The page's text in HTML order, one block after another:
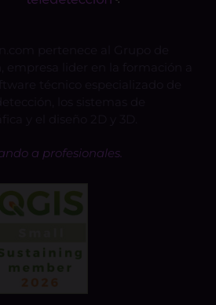
a profesionales.